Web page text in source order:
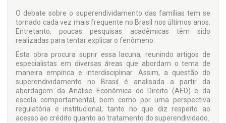
O debate sobre o superendividamento das famílias tem se
tornado cada vez mais frequente no Brasil nos últimos anos.
Entretanto, poucas pesquisas acadêmicas têm sido
realizadas para tentar explicar o fenômeno.
Esta obra procura suprir essa lacuna, reunindo artigos de
especialistas em diversas áreas que abordam o tema de
maneira empírica e interdisciplinar. Assim, a questão do
superendividamento no Brasil é analisada a partir da
abordagem da Análise Econômica do Direito (AED) e da
escola comportamental, bem como por uma perspectiva
regulatória e institucional, tanto no que diz respeito ao
acesso ao crédito quanto ao tratamento do superendividado.